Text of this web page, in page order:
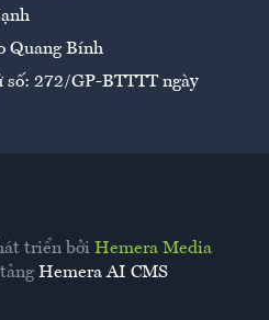
Quang Bính
số: 272/GP-BTTTT ngày
triển bởi Hemera Media
Hemera AI CMS